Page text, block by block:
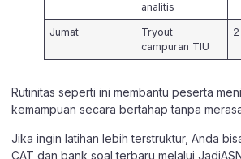
analitis
Jumat
Tryout
campuran TIU
Rutinitas seperti ini membantu peserta
kemampuan secara bertahap tanpa
Jika ingin latihan lebih terstruktur, Anda
CAT dan bank soal terbaru melalui